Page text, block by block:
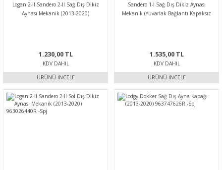
Logan 2-II Sandero 2-II Sağ Dış Dikiz
Aynası Mekanik (2013-2020)
1.230,00 TL
KDV DAHIL
ÜRÜNÜ İNCELE
Sandero 1-I Sağ Dış Dikiz Aynası
Mekanik (Yuvarlak Bağlantı Kapaksız
1.535,00 TL
KDV DAHIL
ÜRÜNÜ İNCELE